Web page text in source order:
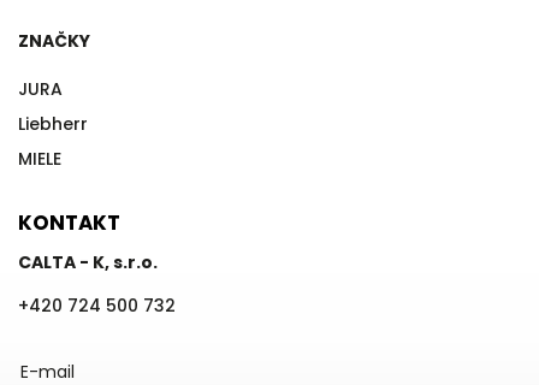
ZNAČKY
JURA
Liebherr
MIELE
KONTAKT
CALTA - K, s.r.o.
+420 724 500 732
E-mail